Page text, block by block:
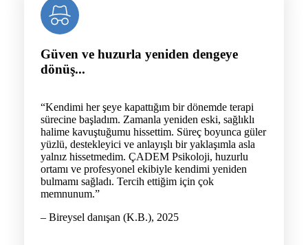
Güven ve huzurla yeniden dengeye
dönüş...
“Kendimi her şeye kapattığım bir dönemde terapi
sürecine başladım. Zamanla yeniden eski, sağlıklı
halime kavuştuğumu hissettim. Süreç boyunca güler
yüzlü, destekleyici ve anlayışlı bir yaklaşımla asla
yalnız hissetmedim. ÇADEM Psikoloji, huzurlu
ortamı ve profesyonel ekibiyle kendimi yeniden
bulmamı sağladı. Tercih ettiğim için çok
memnunum.”
– Bireysel danışan (K.B.), 2025